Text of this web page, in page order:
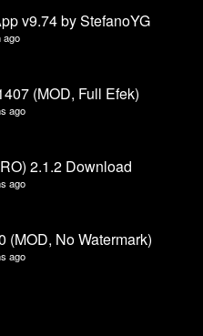
v9.74 by StefanoYG
ago
(MOD, Full Efek)
ago
2.1.2 Download
ago
(MOD, No Watermark)
ago